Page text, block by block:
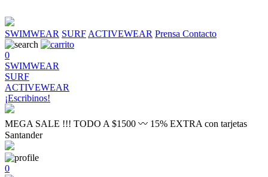
SWIMWEAR SURF ACTIVEWEAR Prensa Contacto
0
SWIMWEAR
SURF
ACTIVEWEAR
¡Escribinos!
MEGA SALE !!! TODO A $1500 〰 15% EXTRA con tarjetas
Santander
0